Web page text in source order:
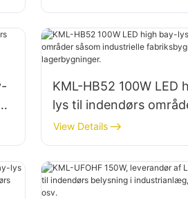
lagerbygninger osv.
KML-HB52 100W LED
lys til indendørs
industrielle
lagerbygninger.
View Details